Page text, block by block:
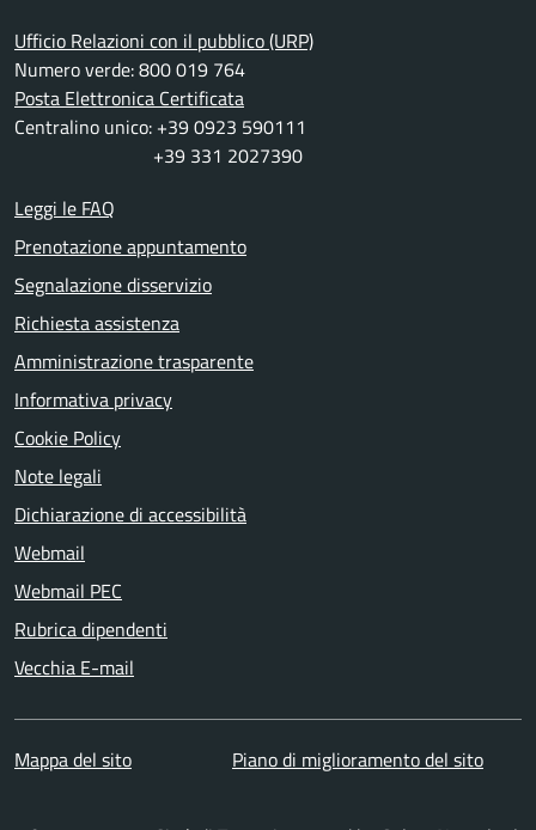
Ufficio Relazioni con il pubblico (URP)
Numero verde: 800 019 764
Posta Elettronica Certificata
Centralino unico: +39 0923 590111
+39 331 2027390
Leggi le FAQ
Prenotazione appuntamento
Segnalazione disservizio
Richiesta assistenza
Amministrazione trasparente
Informativa privacy
Cookie Policy
Note legali
Dichiarazione di accessibilità
Webmail
Webmail PEC
Rubrica dipendenti
Vecchia E-mail
Mappa del sito Piano di miglioramento del sito